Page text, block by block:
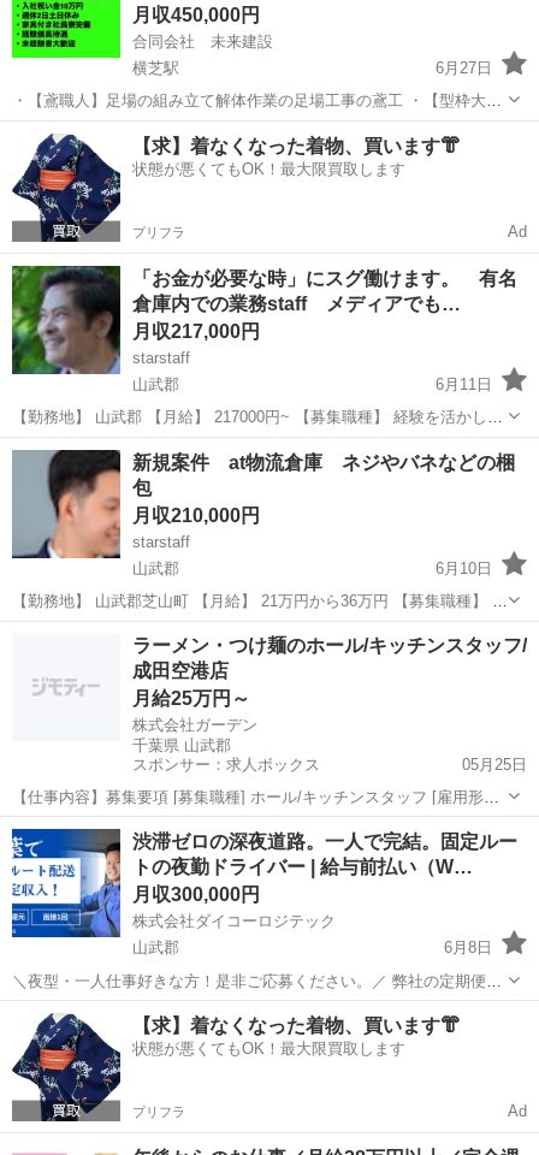
月収450,000円
合同会社 未来建設
横芝駅
6月27日
・【鳶職人】足場の組み立て解体作業の足場工事の鳶工 ・【型枠大
工】大規模工事での仕事がメインになります。 ・【鍛冶工・溶接工】
プラント内での溶接などの鍛冶職人、鍛冶屋（アーク溶接、ガス溶接
などの資格者大歓迎） ・【土木作業員...
千葉 横芝駅 鳶職 未経験
【求】着なくなった着物、買います👘
状態が悪くてもOK！最大限買取します
プリフラ Ad
「お金が必要な時」にスグ働けます。 有名
倉庫内での業務staff メディアでも…
月収217,000円
starstaff
山武郡
6月11日
【勤務地】 山武郡 【月給】 217000円~ 【募集職種】 経験を活かしチ
ームのチーフ長を目指せます◎ チーフ長になればもちろん時給もUPし
ます！ 【仕事内容】 携帯電話に内蔵されている希少部品...
千葉 山武郡 物流 業務
新規案件 at物流倉庫 ネジやバネなどの梱
包
月収210,000円
starstaff
山武郡
6月10日
【勤務地】 山武郡芝山町 【月給】 21万円から36万円 【募集職種】 ≪
難しい知識は必要なし！物流倉庫での荷物を運んで準備するだけの簡
単なお仕事です≫ 【仕事内容】 at物流倉庫 包装や梱包...
業務
ラーメン・つけ麺のホール/キッチンスタッフ/
成田空港店
月給25万円～
株式会社ガーデン
千葉県 山武郡
スポンサー：求人ボックス
05月25日
【仕事内容】募集要項 [募集職種] ホール/キッチンスタッフ [雇用形態]
正社員 [仕事内容] 成田市にある横浜家系ラーメン店<壱角家 成田空港
店>で正社員を募集中! 接客業が大好きな方、必見!活気ある対応が特徴
のお店です。働き...
正社員
渋滞ゼロの深夜道路。一人で完結。固定ルー
トの夜勤ドライバー | 給与前払い（W…
月収300,000円
株式会社ダイコーロジテック
山武郡
6月8日
＼夜型・一人仕事好きな方！是非ご応募ください。／ 弊社の定期便ド
ライバーは、 ・「体負担の多い仕事は年齢的にもう大変...」 ・「東
京・神奈川の渋滞に巻き込まれたくない！」 ・「黙々と一人で走りた
い！」 そ...
千葉 ドライバー 業務
【求】着なくなった着物、買います👘
状態が悪くてもOK！最大限買取します
プリフラ Ad